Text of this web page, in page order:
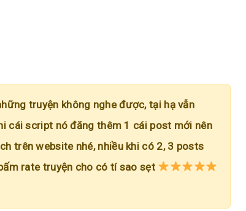
truyện không nghe được, tại hạ vẫn
cái script nó đăng thêm 1 cái post mới nên
trên website nhé, nhiều khi có 2, 3 posts
rate truyện cho có tí sao sẹt